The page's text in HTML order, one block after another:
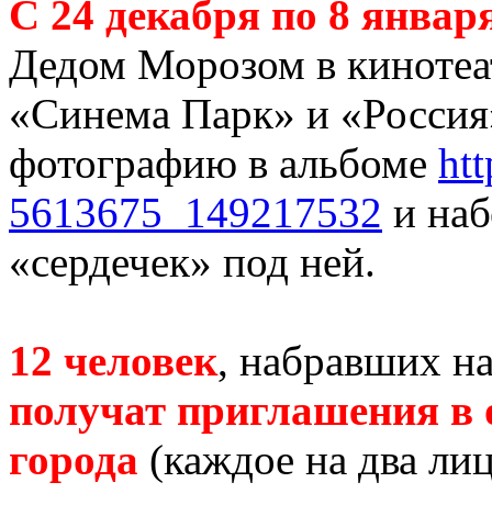
С 24 декабря по 8
Дедом Морозом в
«Синема Парк» и
фотографию в альбоме
5613675_149217532 и
«сердечек» под ней.
12 человек, набравших
получат приглашения в
города (каждое на два